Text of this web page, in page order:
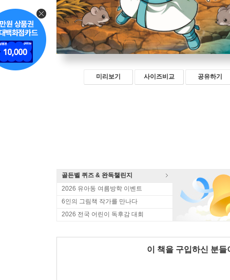
미리보기 사이즈비교 공유하기
골든벨 퀴즈 & 완독챌린지
2026 유아동 여름방학 이벤트
6인의 그림책 작가를 만나다
2026 전국 어린이 독후감 대회
이 책을 구입하신 분